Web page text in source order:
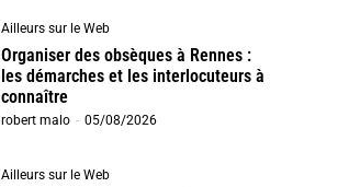
Ailleurs sur le Web
Organiser des obsèques à Rennes :
les démarches et les interlocuteurs à
connaître
robert malo - 05/08/2026
Ailleurs sur le Web